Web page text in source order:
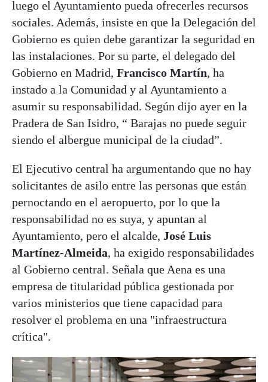
luego el Ayuntamiento pueda ofrecerles recursos
sociales. Además, insiste en que la Delegación del
Gobierno es quien debe garantizar la seguridad en
las instalaciones. Por su parte, el delegado del
Gobierno en Madrid, Francisco Martín, ha
instado a la Comunidad y al Ayuntamiento a
asumir su responsabilidad. Según dijo ayer en la
Pradera de San Isidro, “ Barajas no puede seguir
siendo el albergue municipal de la ciudad”.
El Ejecutivo central ha argumentando que no hay
solicitantes de asilo entre las personas que están
pernoctando en el aeropuerto, por lo que la
responsabilidad no es suya, y apuntan al
Ayuntamiento, pero el alcalde, José Luis
Martínez-Almeida, ha exigido responsabilidades
al Gobierno central. Señala que Aena es una
empresa de titularidad pública gestionada por
varios ministerios que tiene capacidad para
resolver el problema en una "infraestructura
crítica".